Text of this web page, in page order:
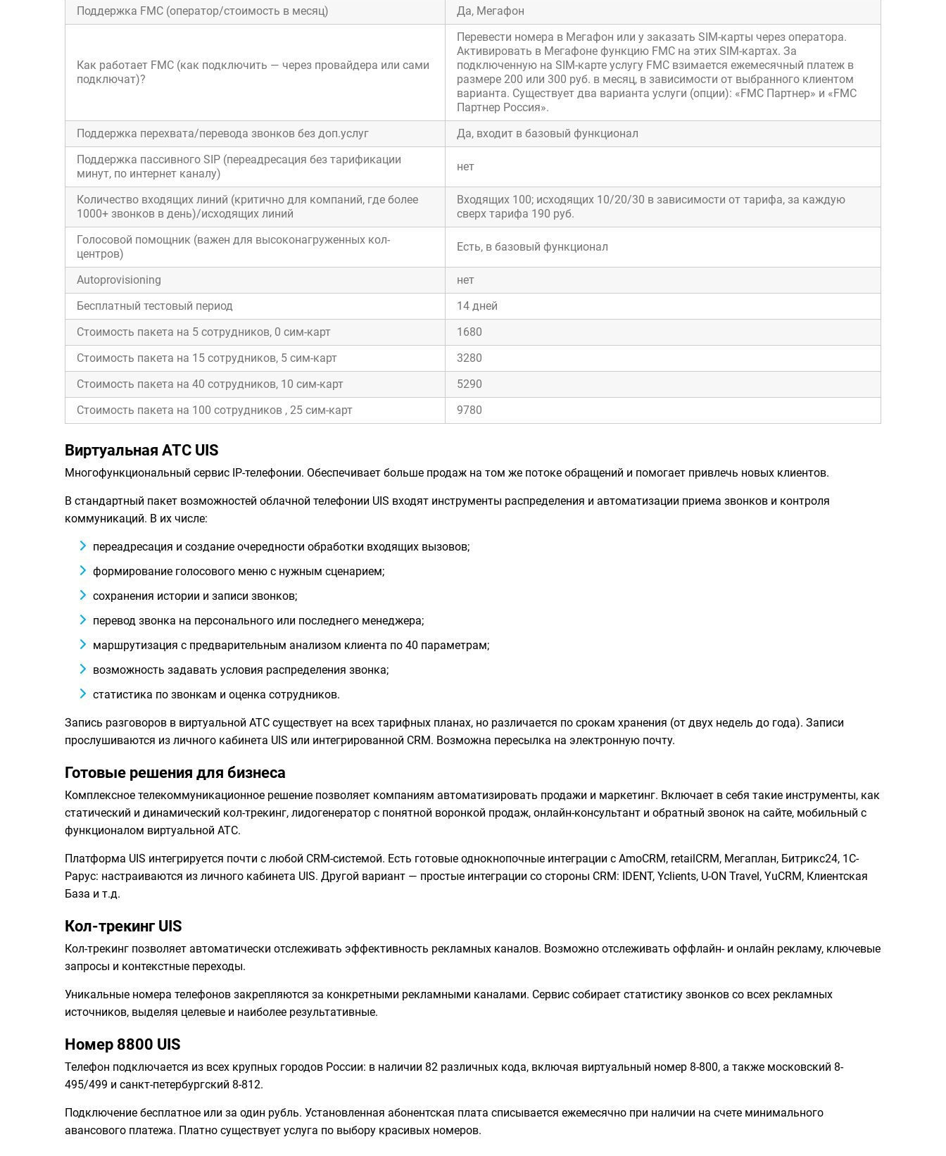
Поддержка FMC (оператор/стоимость в месяц)
Да, Мегафон
Как работает FMC (как подключить — через провайдера или сами
подключат)?
Перевести номера в Мегафон или у заказать SIM-карты через оператора.
Активировать в Мегафоне функцию FMC на этих SIM-картах. За
подключенную на SIM-карте услугу FMC взимается ежемесячный платеж в
размере 200 или 300 руб. в месяц, в зависимости от выбранного клиентом
варианта. Существует два варианта услуги (опции): «FMC Партнер» и «FMC
Партнер Россия».
Поддержка перехвата/перевода звонков без доп.услуг
Да, входит в базовый функционал
Поддержка пассивного SIP (переадресация без тарификации
минут, по интернет каналу)
нет
Количество входящих линий (критично для компаний, где более
1000+ звонков в день)/исходящих линий
Входящих 100; исходящих 10/20/30 в зависимости от тарифа, за каждую
сверх тарифа 190 руб.
Голосовой помощник (важен для высоконагруженных кол-
центров)
Есть, в базовый функционал
Autoprovisioning
нет
Бесплатный тестовый период
14 дней
Стоимость пакета на 5 сотрудников, 0 сим-карт
1680
Стоимость пакета на 15 сотрудников, 5 сим-карт
3280
Стоимость пакета на 40 сотрудников, 10 сим-карт
5290
Стоимость пакета на 100 сотрудников , 25 сим-карт
9780
Виртуальная АТС UIS
Многофункциональный сервис IP-телефонии. Обеспечивает больше продаж на том же потоке обращений и помогает привлечь новых клиентов.
В стандартный пакет возможностей облачной телефонии UIS входят инструменты распределения и автоматизации приема звонков и контроля
коммуникаций. В их числе:
переадресация и создание очередности обработки входящих вызовов;
формирование голосового меню с нужным сценарием;
сохранения истории и записи звонков;
перевод звонка на персонального или последнего менеджера;
маршрутизация с предварительным анализом клиента по 40 параметрам;
возможность задавать условия распределения звонка;
статистика по звонкам и оценка сотрудников.
Запись разговоров в виртуальной АТС существует на всех тарифных планах, но различается по срокам хранения (от двух недель до года). Записи
прослушиваются из личного кабинета UIS или интегрированной CRM. Возможна пересылка на электронную почту.
Готовые решения для бизнеса
Комплексное телекоммуникационное решение позволяет компаниям автоматизировать продажи и маркетинг. Включает в себя такие инструменты, как
статический и динамический кол-трекинг, лидогенератор с понятной воронкой продаж, онлайн-консультант и обратный звонок на сайте, мобильный с
функционалом виртуальной АТС.
Платформа UIS интегрируется почти с любой CRM-системой. Есть готовые однокнопочные интеграции с AmoCRM, retailCRM, Мегаплан, Битрикс24, 1С-
Рарус: настраиваются из личного кабинета UIS. Другой вариант — простые интеграции со стороны CRM: IDENT, Yclients, U-ON Travel, YuCRM, Клиентская
База и т.д.
Кол-трекинг UIS
Кол-трекинг позволяет автоматически отслеживать эффективность рекламных каналов. Возможно отслеживать оффлайн- и онлайн рекламу, ключевые
запросы и контекстные переходы.
Уникальные номера телефонов закрепляются за конкретными рекламными каналами. Сервис собирает статистику звонков со всех рекламных
источников, выделяя целевые и наиболее результативные.
Номер 8800 UIS
Телефон подключается из всех крупных городов России: в наличии 82 различных кода, включая виртуальный номер 8-800, а также московский 8-
495/499 и санкт-петербургский 8-812.
Подключение бесплатное или за один рубль. Установленная абонентская плата списывается ежемесячно при наличии на счете минимального
авансового платежа. Платно существует услуга по выбору красивых номеров.